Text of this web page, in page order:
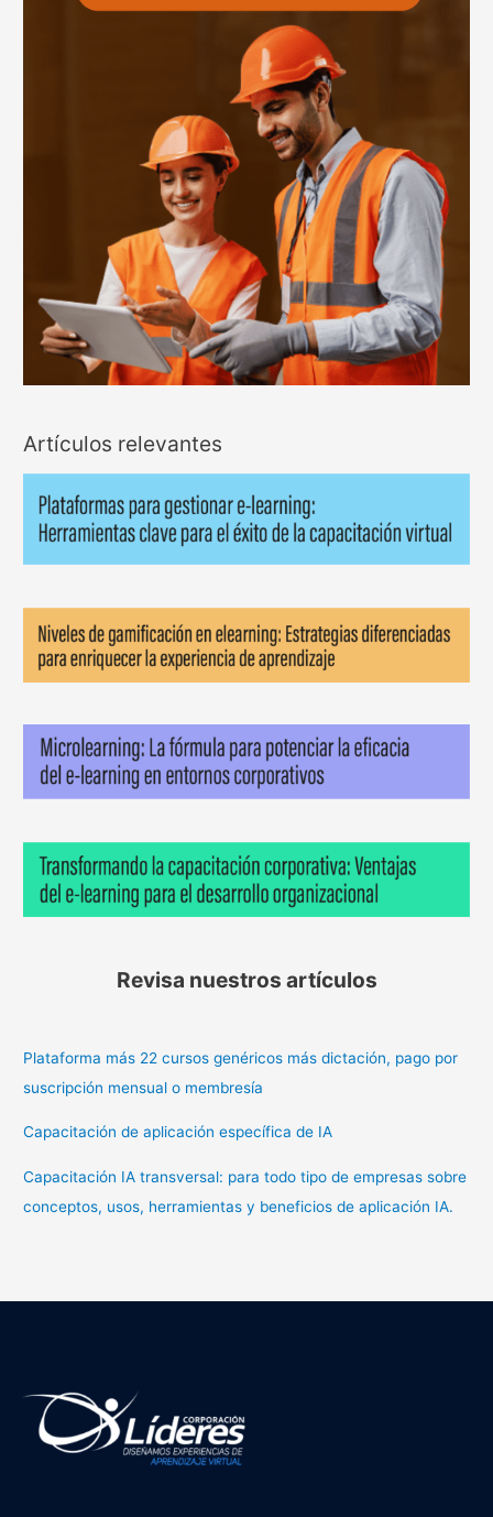
Artículos relevantes
Revisa nuestros artículos
Plataforma más 22 cursos genéricos más dictación, pago por
suscripción mensual o membresía
Capacitación de aplicación específica de IA
Capacitación IA transversal: para todo tipo de empresas sobre
conceptos, usos, herramientas y beneficios de aplicación IA.